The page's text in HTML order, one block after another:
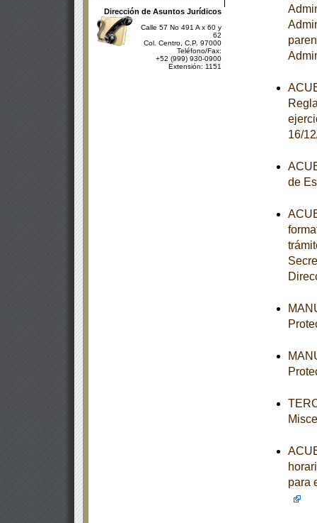
Dirección de Asuntos Jurídicos
Calle 57 No 491 A x 60 y
62
Col. Centro, C.P. 97000
Teléfono/Fax:
+52 (999) 930-0900
Extensión: 1151
16/
de
para